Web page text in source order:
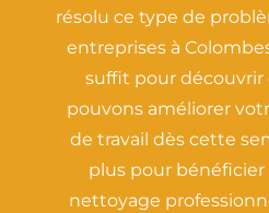
résolu ce type de
entreprises à
suffit pour
pouvons améliorer
de travail dès cette
plus pour bénéficier
nettoyage